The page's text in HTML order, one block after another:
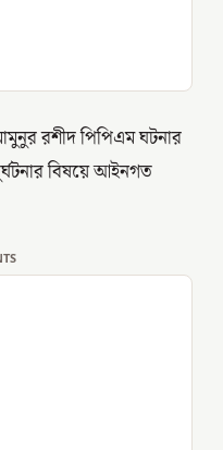
রশীদ পিপিএম ঘটনার
বিষয়ে আইনগত